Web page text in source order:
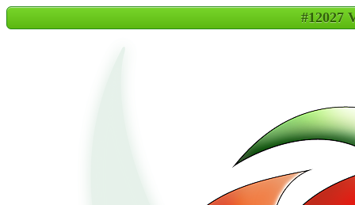
#12027